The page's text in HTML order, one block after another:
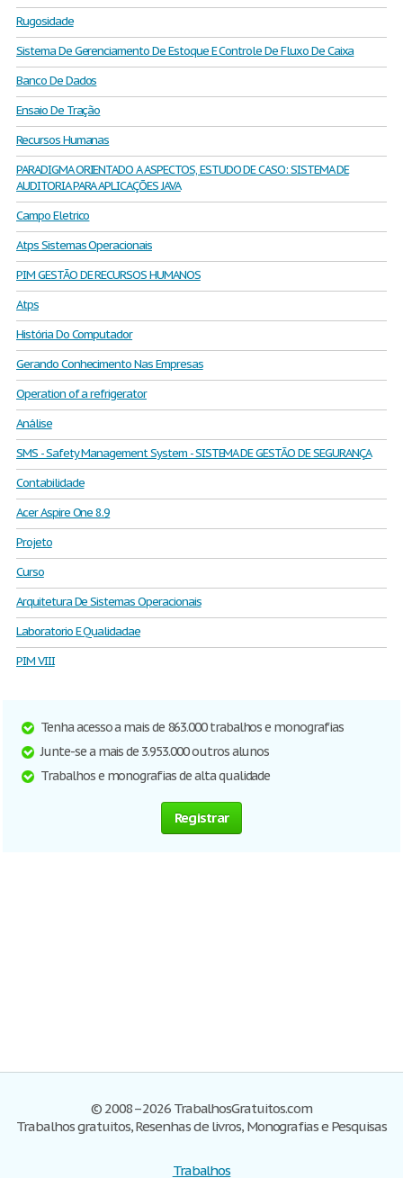
Rugosidade
Sistema De Gerenciamento De Estoque E Controle De Fluxo De Caixa
Banco De Dados
Ensaio De Tração
Recursos Humanas
PARADIGMA ORIENTADO A ASPECTOS, ESTUDO DE CASO: SISTEMA DE
AUDITORIA PARA APLICAÇÕES JAVA
Campo Eletrico
Atps Sistemas Operacionais
PIM GESTÃO DE RECURSOS HUMANOS
Atps
História Do Computador
Gerando Conhecimento Nas Empresas
Operation of a refrigerator
Análise
SMS - Safety Management System - SISTEMA DE GESTÃO DE SEGURANÇA
Contabilidade
Acer Aspire One 8.9
Projeto
Curso
Arquitetura De Sistemas Operacionais
Laboratorio E Qualidadae
PIM VIII
Tenha acesso a mais de 863.000 trabalhos e monografias
Junte-se a mais de 3.953.000 outros alunos
Trabalhos e monografias de alta qualidade
Registrar
© 2008–2026 TrabalhosGratuitos.com
Trabalhos gratuitos, Resenhas de livros, Monografias e Pesquisas
Trabalhos